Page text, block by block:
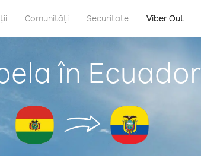
Comunități Securitate Viber Out
în